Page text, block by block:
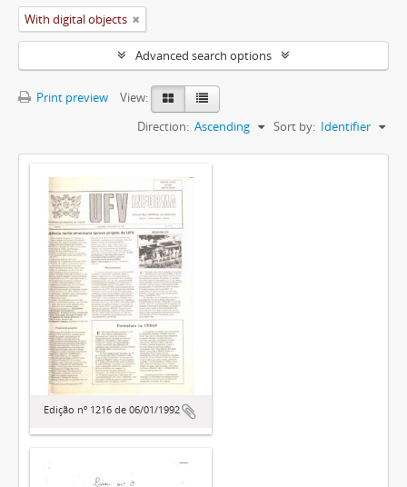
With digital objects
Advanced search options
Print preview
View:
Sort by: Identifier
Direction: Ascending
Edição nº 1216 de 06/01/1992